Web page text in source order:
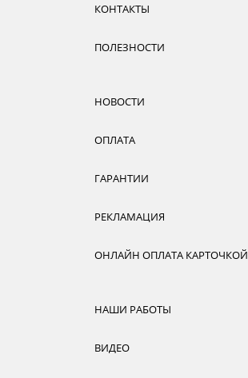
КОНТАКТЫ
ПОЛЕЗНОСТИ
НОВОСТИ
ОПЛАТА
ГАРАНТИИ
РЕКЛАМАЦИЯ
ОНЛАЙН ОПЛАТА КАРТОЧКОЙ
НАШИ РАБОТЫ
ВИДЕО